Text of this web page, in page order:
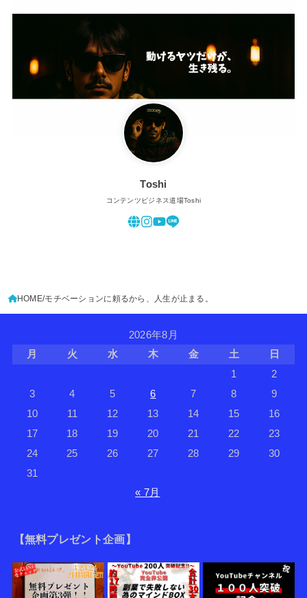
Toshi
コンテンツビジネス道場Toshi
HOME モチベーションに頼るから、人生が止まる。
2026年8月
月
火 水 木 金 土
日
1
2
3
4 5 6 7 8
9
10
11 12 13 14 15
16
17
18 19 20 21 22
23
24
25 26 27 28 29
30
31
« 7月
【無料プレゼント企画】